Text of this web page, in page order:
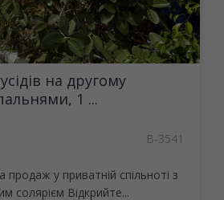
на другому
1 ...
B-3541
продаж у приватній спільноті з
солярієм Відкрийте...